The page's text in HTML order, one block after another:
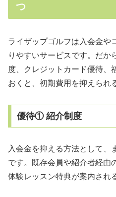
つ
ライザップゴルフは入会金や
りやすいサービスです。だか
度、クレジットカード優待、
おくと、初期費用を抑えられ
優待① 紹介制度
入会金を抑える方法として、
です。既存会員や紹介者経由
体験レッスン特典が案内され